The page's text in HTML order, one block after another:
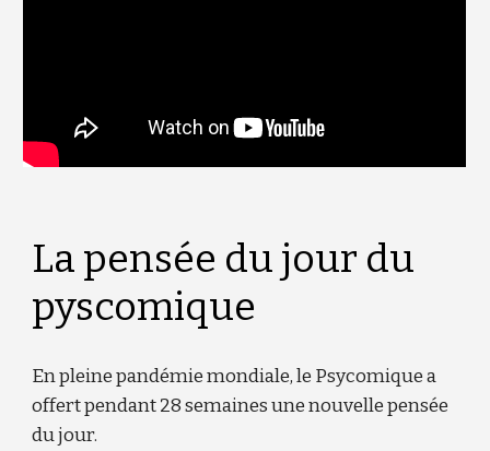
La pensée du jour du
pyscomique
En pleine pandémie mondiale, le Psycomique a
offert pendant 28 semaines une nouvelle pensée
du jour.